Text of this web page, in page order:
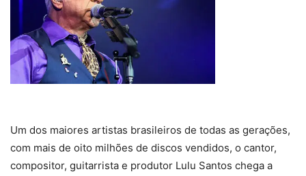
Um dos maiores artistas brasileiros de todas as gerações,
com mais de oito milhões de discos vendidos, o cantor,
compositor, guitarrista e produtor Lulu Santos chega a